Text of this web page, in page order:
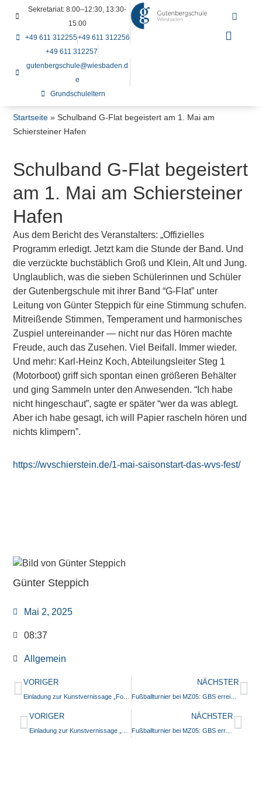
Sekretariat: 8:00–12:30, 13:30-
15:00
+49 611 312255+49 611 312256
+49 611 312257
gutenbergschule@wiesbaden.d
e
Grundschuleltern
Startseite »Schulband G-Flat begeistert am 1. Mai am
Schiersteiner Hafen
Schulband G-Flat begeistert
am 1. Mai am Schiersteiner
Hafen
Aus dem Bericht des Veranstalters: „Offizielles
Programm erledigt. Jetzt kam die Stunde der Band. Und
die verzückte buchstäblich Groß und Klein, Alt und Jung.
Unglaublich, was die sieben Schülerinnen und Schüler
der Gutenbergschule mit ihrer Band “G‑Flat” unter
Leitung von Günter Steppich für eine Stimmung schufen.
Mitreißende Stimmen, Temperament und harmonisches
Zuspiel untereinander — nicht nur das Hören machte
Freude, auch das Zusehen. Viel Beifall. Immer wieder.
Und mehr: Karl-Heinz Koch, Abteilungsleiter Steg 1
(Motorboot) griff sich spontan einen größeren Behälter
und ging Sammeln unter den Anwesenden. “Ich habe
nicht hingeschaut”, sagte er später “wer da was ablegt.
Aber ich habe gesagt, ich will Papier rascheln hören und
nichts klimpern”.
https://wvschierstein.de/1-mai-saisonstart-das-wvs-fest/
Günter Steppich
Mai 2, 2025
08:37
Allgemein
VORIGER NÄCHSTER
Fußballturnier bei MZ05: GBS erreicht das Achtelfinale
VORIGER NÄCHSTER
Fußballturnier bei MZ05: GBS erreicht das Achtelfinale